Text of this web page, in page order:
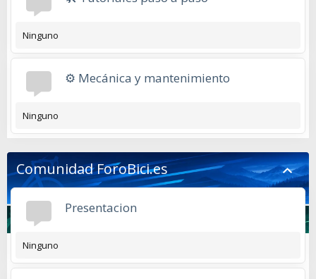
Ninguno
⚙️ Mecánica y mantenimiento
Ninguno
Comunidad ForoBici.es
Presentacion
Ninguno